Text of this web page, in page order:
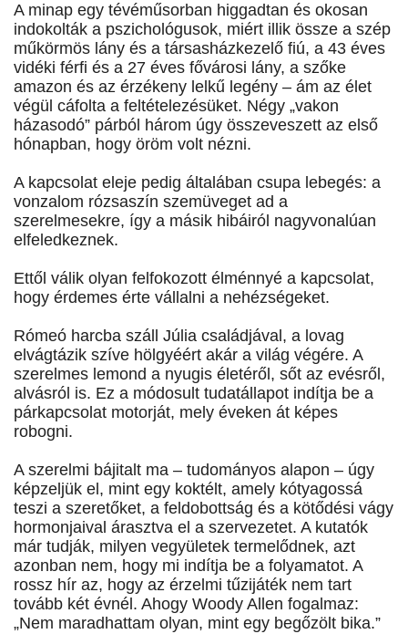
A minap egy tévéműsorban higgadtan és okosan
indokolták a pszichológusok, miért illik össze a szép
műkörmös lány és a társasházkezelő fiú, a 43 éves
vidéki férfi és a 27 éves fővárosi lány, a szőke
amazon és az érzékeny lelkű legény – ám az élet
végül cáfolta a feltételezésüket. Négy „vakon
házasodó” párból három úgy összeveszett az első
hónapban, hogy öröm volt nézni.
A kapcsolat eleje pedig általában csupa lebegés: a
vonzalom rózsaszín szemüveget ad a
szerelmesekre, így a másik hibáiról nagyvonalúan
elfeledkeznek.
Ettől válik olyan felfokozott élménnyé a kapcsolat,
hogy érdemes érte vállalni a nehézségeket.
Rómeó harcba száll Júlia családjával, a lovag
elvágtázik szíve hölgyéért akár a világ végére. A
szerelmes lemond a nyugis életéről, sőt az evésről,
alvásról is. Ez a módosult tudatállapot indítja be a
párkapcsolat motorját, mely éveken át képes
robogni.
A szerelmi bájitalt ma – tudományos alapon – úgy
képzeljük el, mint egy koktélt, amely kótyagossá
teszi a szeretőket, a feldobottság és a kötődési vágy
hormonjaival árasztva el a szervezetet. A kutatók
már tudják, milyen vegyületek termelődnek, azt
azonban nem, hogy mi indítja be a folyamatot. A
rossz hír az, hogy az érzelmi tűzijáték nem tart
tovább két évnél. Ahogy Woody Allen fogalmaz:
„Nem maradhattam olyan, mint egy begőzölt bika.”